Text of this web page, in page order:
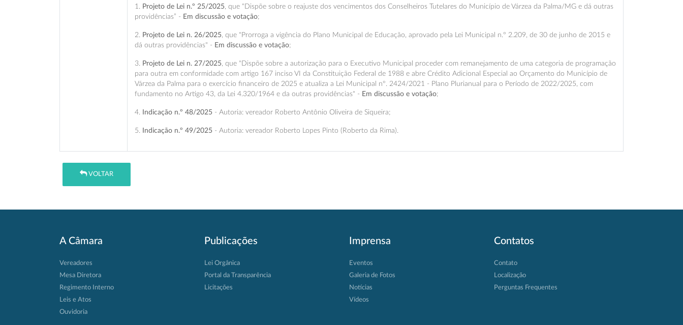
1. Projeto de Lei n.º 25/2025, que “Dispõe sobre o reajuste dos vencimentos dos Conselheiros Tutelares do Município de Várzea da Palma/MG e dá outras
providências” - Em discussão e votação;
2. Projeto de Lei n. 26/2025, que "Prorroga a vigência do Plano Municipal de Educação, aprovado pela Lei Municipal n.º 2.209, de 30 de junho de 2015 e
dá outras providências" - Em discussão e votação;
3. Projeto de Lei n. 27/2025, que "Dispõe sobre a autorização para o Executivo Municipal proceder com remanejamento de uma categoria de programação
para outra em conformidade com artigo 167 inciso VI da Constituição Federal de 1988 e abre Crédito Adicional Especial ao Orçamento do Município de
Várzea da Palma para o exercício financeiro de 2025 e atualiza a Lei Municipal nº. 2424/2021 - Plano Plurianual para o Período de 2022/2025, com
fundamento no Artigo 43, da Lei 4.320/1964 e da outras providências" - Em discussão e votação;
4. Indicação n.º 48/2025 - Autoria: vereador Roberto Antônio Oliveira de Siqueira;
5. Indicação n.º 49/2025 - Autoria: vereador Roberto Lopes Pinto (Roberto da Rima).
VOLTAR
A Câmara
Vereadores
Mesa Diretora
Regimento Interno
Leis e Atos
Ouvidoria
Publicações
Lei Orgânica
Portal da Transparência
Licitações
Imprensa
Eventos
Galeria de Fotos
Notícias
Vídeos
Contatos
Contato
Localização
Perguntas Frequentes